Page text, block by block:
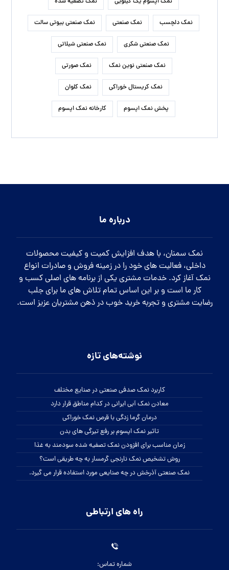
نمک دلچسب نمک صنعتی نمک صنعتی بیوتی سالت
نمک صنعتی شکری نمک صنعتی شیلاتی
نمک صنعتی نوین نمک نمک صورتی
نمک کریستال خوراکی نمک کلوان
پخش نمک اپسوم کارخانه نمک اپسوم
درباره ما
نمک سمنان، با هدف افزایش کمیت و کیفیت محصولات
داخلی، فعالیت های خود را در زمینه فروش و صادرات انواع
نمک آغاز کرد. خدمات مشتری یکی از برنامه های اصلی کسب و
کار ما است و بر این اساس تمام تلاش های ما برای جلب
رضایت مشتری و تجربه خرید خوب در ذهن مشتریان عزیز است.
نوشته‌های تازه
کاربرد نمک صدفی صنعتی در صنایع مختلف
معادن نمک آبی ایرانی در کدام مناطق قرار دارد
درمان گرما زدگی با قرص نمک خوراکی
تاثیر نمک اپسوم بر رفع تیرگی های بدن
زمان مناسب برای افزودن نمک تصفیه شده سودمند به غذا
روش تشخیص نمک نارنجی گرمسار به چه طریقی است؟
نمک صنعتی آذرخش در چه صنایعی مورد استفاده قرار می گیرد.
راه های ارتباطی
شماره تماس: